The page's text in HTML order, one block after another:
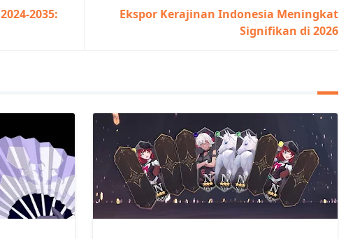
2035:
Ekspor Kerajinan Indonesia Meningkat
Signifikan di 2026